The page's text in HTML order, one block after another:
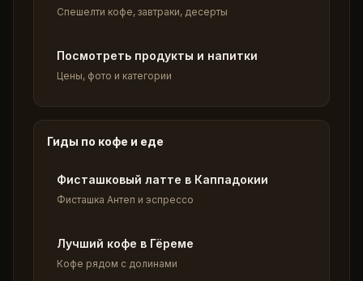
Спешелти кофе, завтраки, десерты
Посмотреть продукты и напитки
Цены, фото и категории
Гиды по кофе и еде
Фисташковый латте в Каппадокии
Фисташка Антеп и эспрессо
Лучший кофе в Гёреме
Кофе рядом с долинами